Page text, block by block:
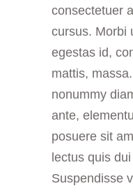
consectetuer
cursus. Morbi
egestas id,
mattis,
nonummy
ante,
posuere sit
lectus quis
Suspendisse